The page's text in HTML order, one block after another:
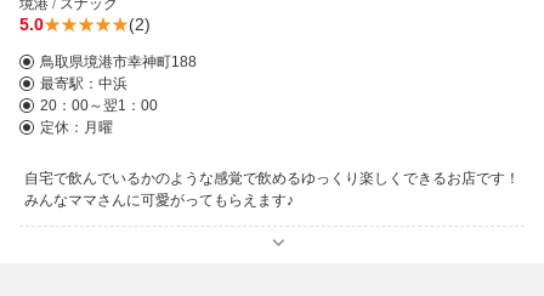
境港 / スナック
5.0 (2)
鳥取県境港市幸神町188
最寄駅： 中浜
20：00～翌1：00
定休：月曜
自宅で飲んでいるかのような感覚で飲めるゆっくり楽しくできるお店です！
みんなママさんに可愛がってもらえます♪